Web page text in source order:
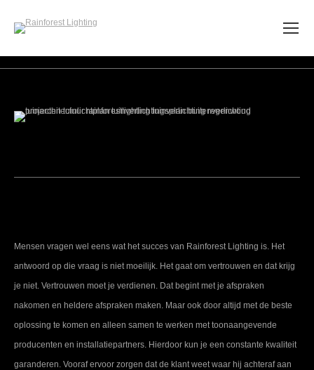
Mensen vragen wel eens wat het succes van Rainforest Lighting is. Het
antwoord op die vraag is niet moeilijk. Het gaat om vertrouwen en dat krijg
je niet. Vertrouwen moet je verdienen. Dat begint met je afspraken
nakomen en heldere afspraken maken. Maar ook door altijd met de beste
oplossing te komen en alleen samen te werken met toonaangevende
producenten en installatiepartners. Hierdoor kun je een constante kwaliteit
garanderen. Vooraf ervoor zorgen dat de klant weet waar hij achteraf aan